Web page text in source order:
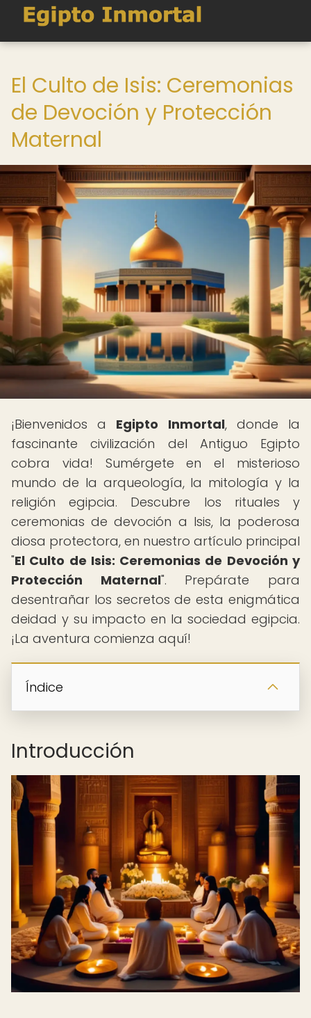
El Culto de Isis: Ceremonias
de Devoción y Protección
Maternal
¡Bienvenidos a Egipto Inmortal, donde la
fascinante civilización del Antiguo Egipto
cobra vida! Sumérgete en el misterioso
mundo de la arqueología, la mitología y la
religión egipcia. Descubre los rituales y
ceremonias de devoción a Isis, la poderosa
diosa protectora, en nuestro artículo principal
"El Culto de Isis: Ceremonias de Devoción y
Protección Maternal". Prepárate para
desentrañar los secretos de esta enigmática
deidad y su impacto en la sociedad egipcia.
¡La aventura comienza aquí!
Índice
Introducción